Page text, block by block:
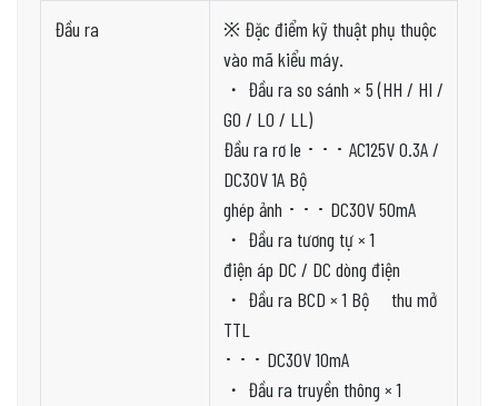
Đầu ra
※ Đặc điểm kỹ thuật phụ thuộc
vào mã kiểu máy.
・ Đầu ra so sánh × 5 (HH / HI /
GO / LO / LL)
Đầu ra rơ le ･ ･ ･ AC125V 0.3A /
DC30V 1A Bộ
ghép ảnh ･ ･ ･ DC30V 50mA
・ Đầu ra tương tự × 1
điện áp DC / DC dòng điện
・ Đầu ra BCD × 1 Bộ thu mở
TTL
･ ･ ･ DC30V 10mA
・ Đầu ra truyền thông × 1